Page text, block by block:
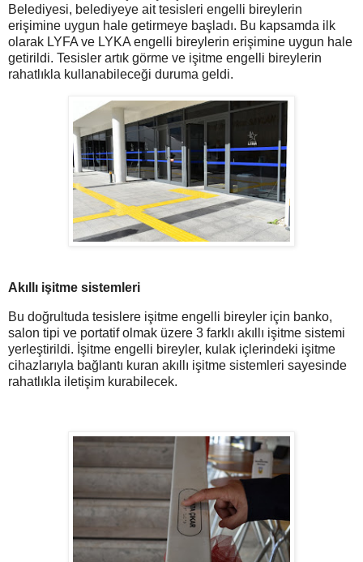
Belediyesi, belediyeye ait tesisleri engelli bireylerin
erişimine uygun hale getirmeye başladı. Bu kapsamda ilk
olarak LYFA ve LYKA engelli bireylerin erişimine uygun hale
getirildi. Tesisler artık görme ve işitme engelli bireylerin
rahatlıkla kullanabileceği duruma geldi.
Akıllı işitme sistemleri
Bu doğrultuda tesislere işitme engelli bireyler için banko,
salon tipi ve portatif olmak üzere 3 farklı akıllı işitme sistemi
yerleştirildi. İşitme engelli bireyler, kulak içlerindeki işitme
cihazlarıyla bağlantı kuran akıllı işitme sistemleri sayesinde
rahatlıkla iletişim kurabilecek.